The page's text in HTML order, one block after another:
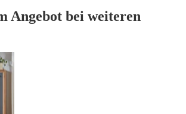
Angebot bei weiteren